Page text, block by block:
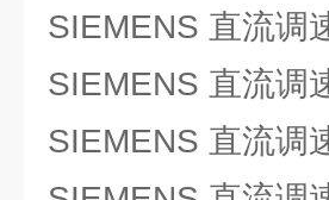
SIEMENS 直流调
SIEMENS 直流调
SIEMENS 直流调